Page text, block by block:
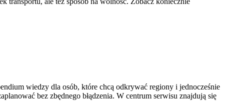
wiedzy dla osób, które chcą odkrywać regiony i jednocześnie
bez zbędnego błądzenia. W centrum serwisu znajdują się